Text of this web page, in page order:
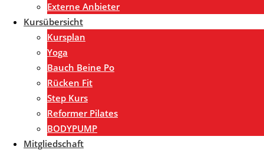
Externe Anbieter
Kursübersicht
Kursplan
Yoga
Bauch Beine Po
Rücken Fit
Step Kurs
Reformer Pilates
BODYPUMP
Mitgliedschaft